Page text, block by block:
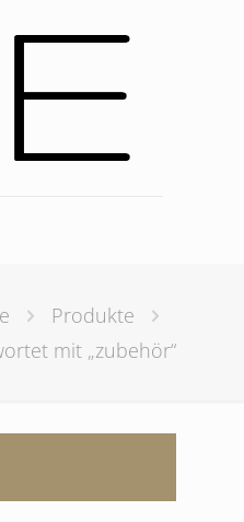
Produkte
mit „zubehör“